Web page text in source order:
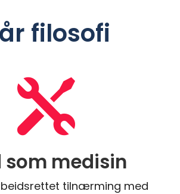
filosofi

som medisin
tilnærming med